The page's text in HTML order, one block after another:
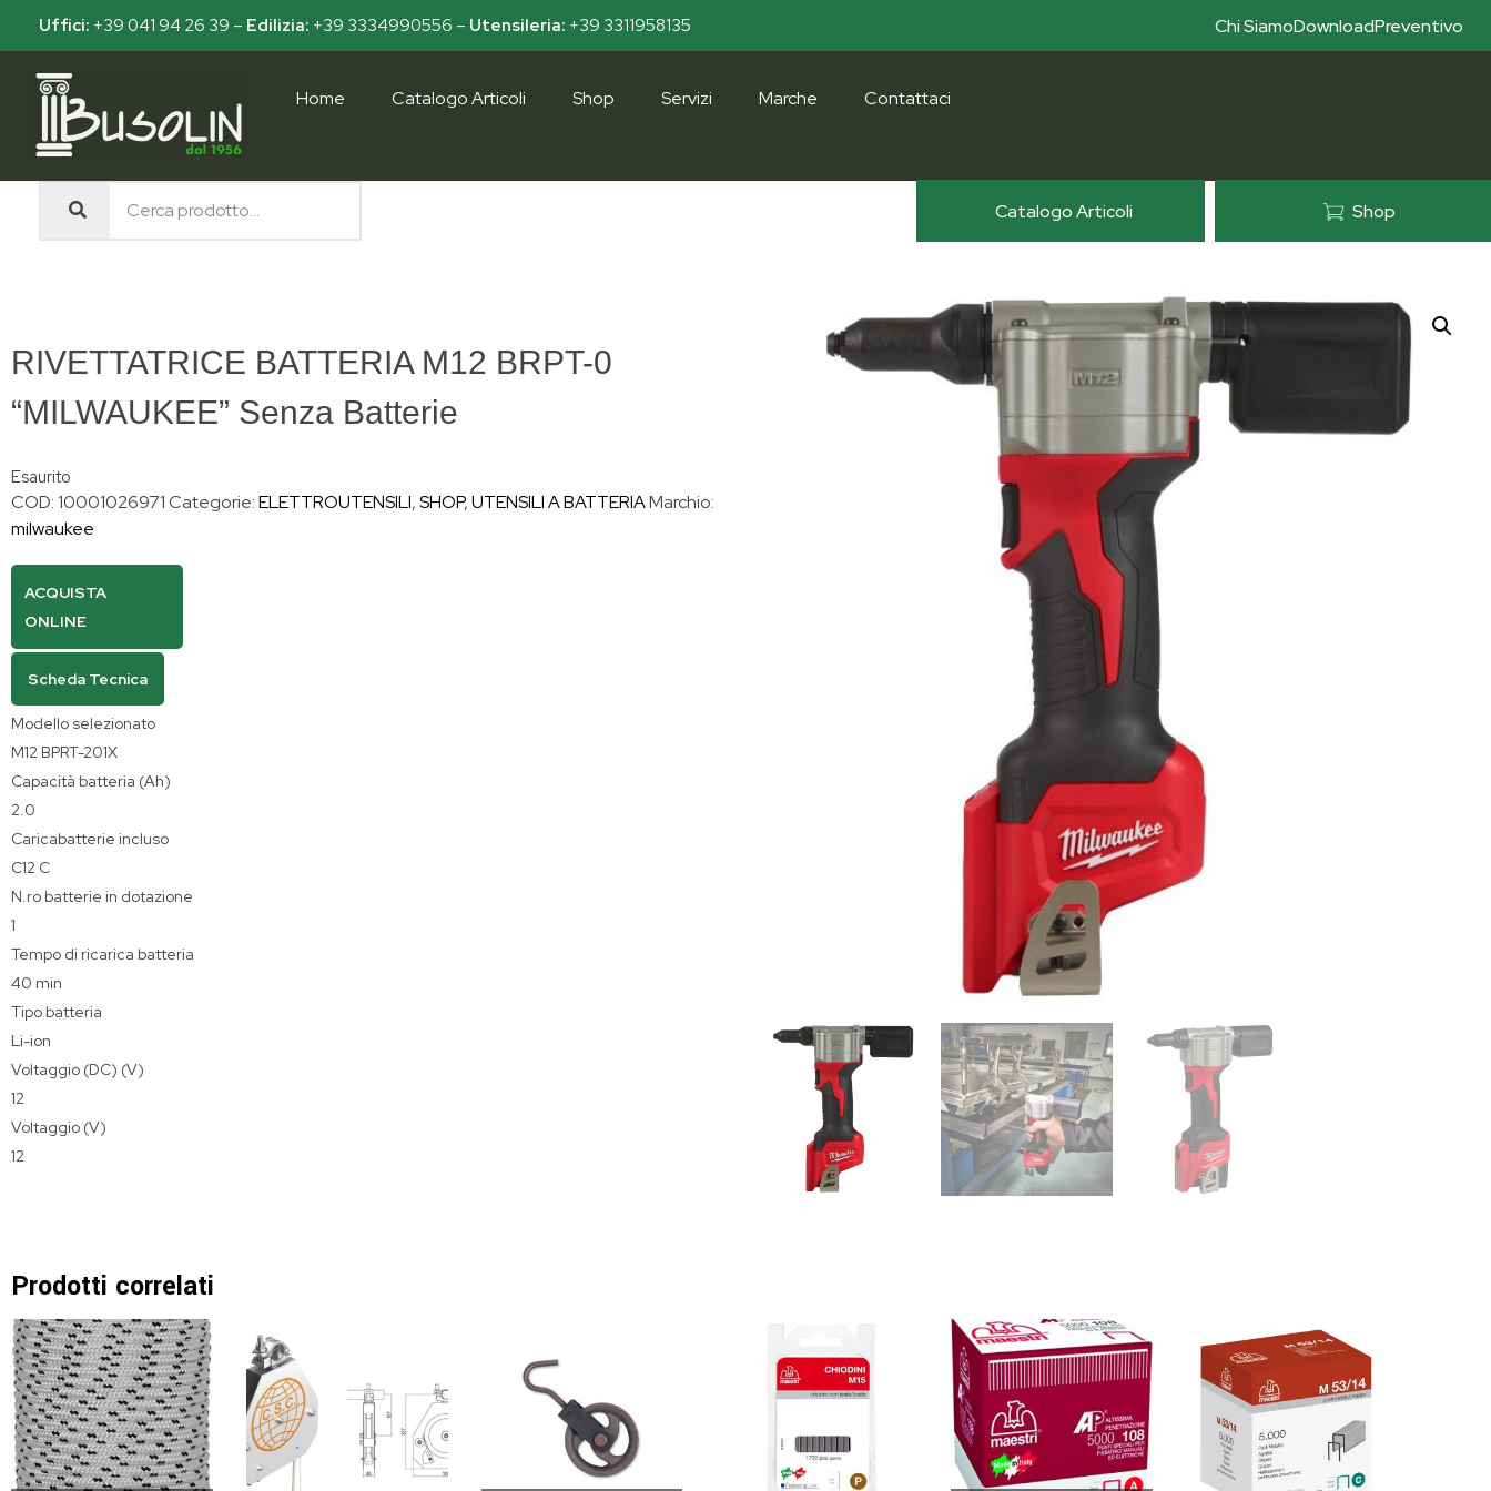
Uffici: +39 041 94 26 39 – Edilizia: +39 3334990556 – Utensileria: +39 3311958135 Preventivo
Download
Chi Siamo
Home Catalogo Articoli Shop Servizi Marche Contattaci
Catalogo Articoli Shop
RIVETTATRICE BATTERIA M12 BRPT-0
“MILWAUKEE” Senza Batterie
Esaurito
COD:10001026971Categorie:ELETTROUTENSILI,SHOP,UTENSILI A BATTERIAMarchio:
milwaukee
ACQUISTA
ONLINE
Scheda Tecnica
Modello selezionato
M12 BPRT-201X
Capacità batteria (Ah)
2.0
Caricabatterie incluso
C12 C
N.ro batterie in dotazione
1
Tempo di ricarica batteria
40 min
Tipo batteria
Li-ion
Voltaggio (DC) (V)
12
Voltaggio (V)
12
Prodotti correlati